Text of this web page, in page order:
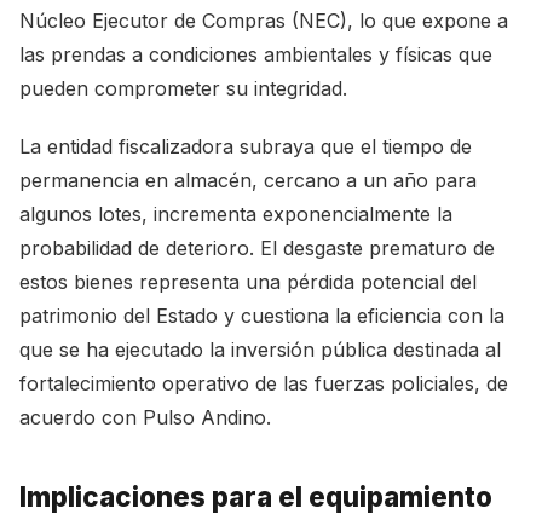
Núcleo Ejecutor de Compras (NEC), lo que expone a
las prendas a condiciones ambientales y físicas que
pueden comprometer su integridad.
La entidad fiscalizadora subraya que el tiempo de
permanencia en almacén, cercano a un año para
algunos lotes, incrementa exponencialmente la
probabilidad de deterioro. El desgaste prematuro de
estos bienes representa una pérdida potencial del
patrimonio del Estado y cuestiona la eficiencia con la
que se ha ejecutado la inversión pública destinada al
fortalecimiento operativo de las fuerzas policiales, de
acuerdo con Pulso Andino.
Implicaciones para el equipamiento